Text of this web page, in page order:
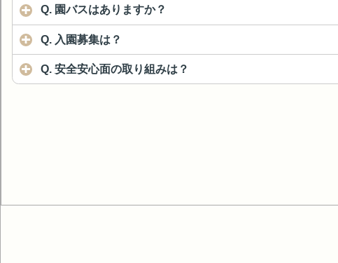
Q. 園バスはありますか？
Q. 入園募集は？
Q. 安全安心面の取り組みは？